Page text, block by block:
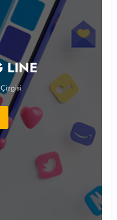
LINE
Çizgisi